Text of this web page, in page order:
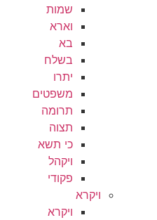
שמות
וארא
בא
בשלח
יתרו
משפטים
תרומה
תצוה
כי תשא
ויקהל
פקודי
ויקרא
ויקרא